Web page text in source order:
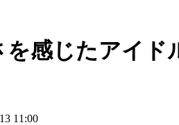
感じたアイド
11:00